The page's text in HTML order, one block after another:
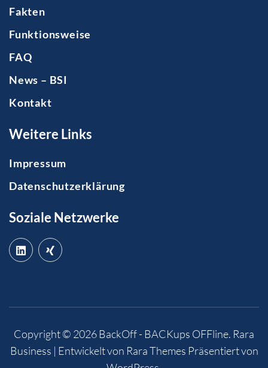
Fakten
Funktionsweise
FAQ
News – BSI
Kontakt
Weitere Links
Impressum
Datenschutzerklärung
Soziale Netzwerke
Copyright © 2026BackOff - BACKups OFFline. Rara
Business | Entwickelt von Rara Themes Präsentiert von